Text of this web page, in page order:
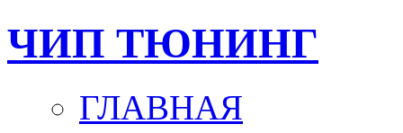
ЧИП ТЮНИНГ
ГЛАВНАЯ